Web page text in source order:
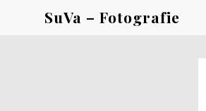
SuVa – Fotografie